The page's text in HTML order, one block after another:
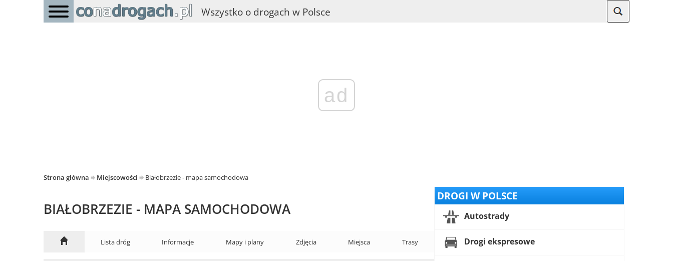
Wszystko o drogach w Polsce
ad
Strona główna Miejscowości Białobrzezie - mapa samochodowa
BIAŁOBRZEZIE - MAPA SAMOCHODOWA
Lista dróg Informacje Mapy i plany Zdjęcia Miejsca Trasy
DROGI W POLSCE
Autostrady
Drogi ekspresowe